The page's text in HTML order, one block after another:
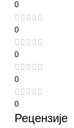
0
0
0
0
0
Рецензије